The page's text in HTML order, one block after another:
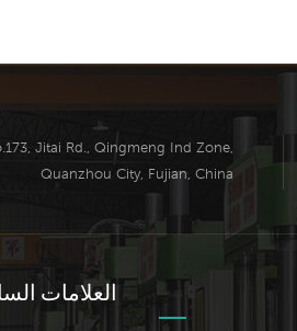
Jitai Rd., Qingmeng Ind Zone,
Quanzhou City, Fujian, China
العلامات